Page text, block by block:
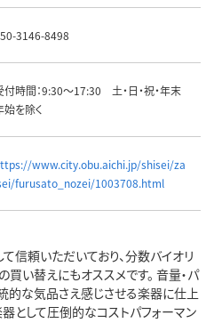
3146-8498
付時間：9:30～17:30 土・日・祝・年末
始を除く
www.city.obu.aichi.jp/shisei/za
furusato_nozei/1003708.html
信頼いただいており、分数バイオリ
買い替えにもオススメです。 音量・パ
的な気品さえ感じさせる楽器に仕上
として圧倒的なコストパフォーマン